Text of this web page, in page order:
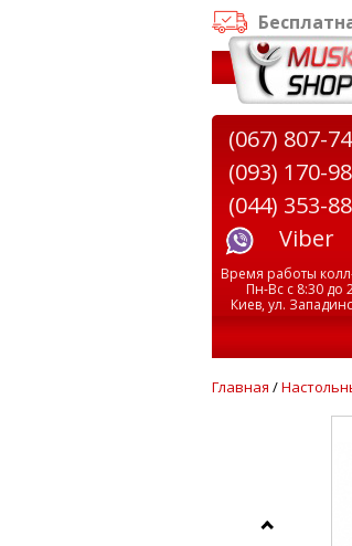
✔ Скидки на
(067) 807-
(093) 170-
(044) 353-
Viber
Время работы
Пн-Вс с 8:30 до
Киев, ул.
Главная /